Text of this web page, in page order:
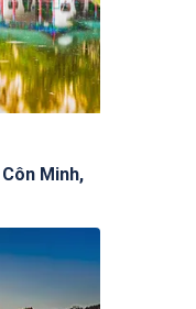
Minh,